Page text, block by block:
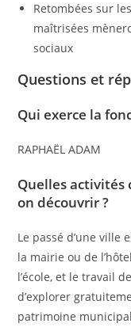
Retombées sur
maîtrisées
sociaux
Questions et
Qui exerce la
RAPHAËL ADAM
Quelles
on découvrir ?
Le passé d’une ville
la mairie ou de
l’école, et le travail
d’explorer
patrimoine